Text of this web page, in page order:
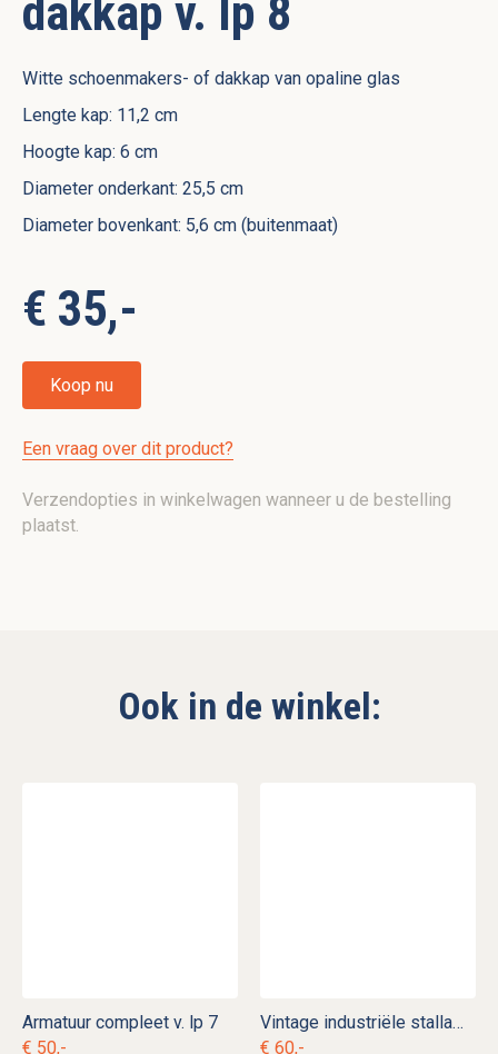
dakkap v. lp 8
Witte schoenmakers- of dakkap van opaline glas
Lengte kap: 11,2 cm
Hoogte kap: 6 cm
Diameter onderkant: 25,5 cm
Diameter bovenkant: 5,6 cm (buitenmaat)
€ 35,-
Koop nu
Een vraag over dit product?
Verzendopties in winkelwagen wanneer u de bestelling
plaatst.
Ook in de winkel:
Armatuur compleet v. lp 7
€ 50,-
Vintage industriële stallamp met porseleinen fitting v. d 18
€ 60,-